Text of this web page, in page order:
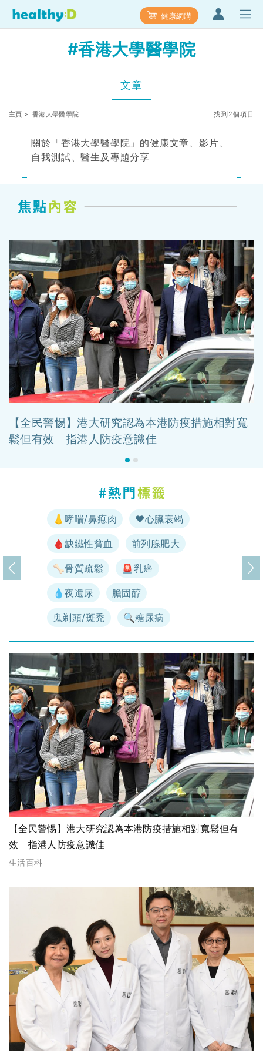
健康網購
#香港大學醫學院
文章
主頁 > 香港大學醫學院 找到2個項目
關於「香港大學醫學院」的健康文章、影片、
自我測試、醫生及專題分享
【全民警惕】港大研究認為本港防疫措施相對寬
鬆但有效 指港人防疫意識佳
👃哮喘/鼻瘜肉 ♥️心臟衰竭
🩸缺鐵性貧血 前列腺肥大
🦴骨質疏鬆 🚨乳癌
💧夜遺尿 膽固醇
鬼剃頭/斑禿 🔍糖尿病
上一頁 下
【全民警惕】港大研究認為本港防疫措施相對寬鬆但有
效 指港人防疫意識佳
生活百科